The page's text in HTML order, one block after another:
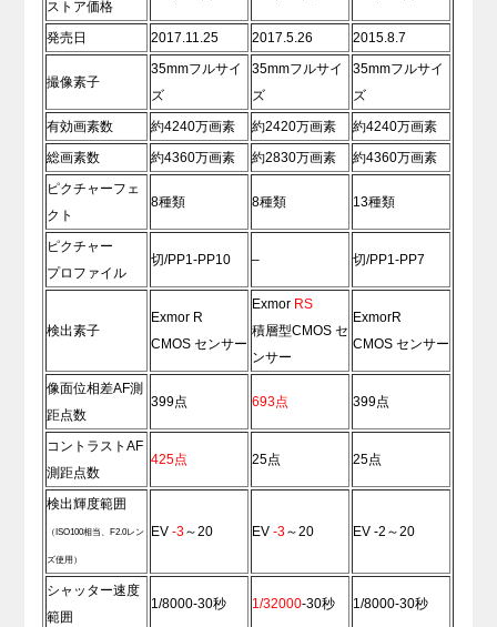
ストア価格
発売日 2017.11.25 2017.5.26 2015.8.7
撮像素子
35mmフルサイ
ズ
35mmフルサイ
ズ
35mmフルサイ
ズ
有効画素数
約4240万画素 約2420万画素
約4240万画素
総画素数
約4360万画素 約2830万画素
約4360万画素
ピクチャーフェ
クト
8種類 8種類 13種類
ピクチャー
プロファイル
切/PP1-PP10 – 切/PP1-PP7
検出素子
Exmor R
CMOS センサー
Exmor RS
積層型CMOS セ
ンサー
ExmorR
CMOS センサー
像面位相差AF測
距点数
399点 693点 399点
コントラストAF
測距点数
425点 25点 25点
検出輝度範囲
（ISO100相当、F2.0レン
ズ使用）
EV-3～20 EV-3～20 EV -2～20
シャッター速度
範囲
1/8000-30秒 1/32000-30秒 1/8000-30秒